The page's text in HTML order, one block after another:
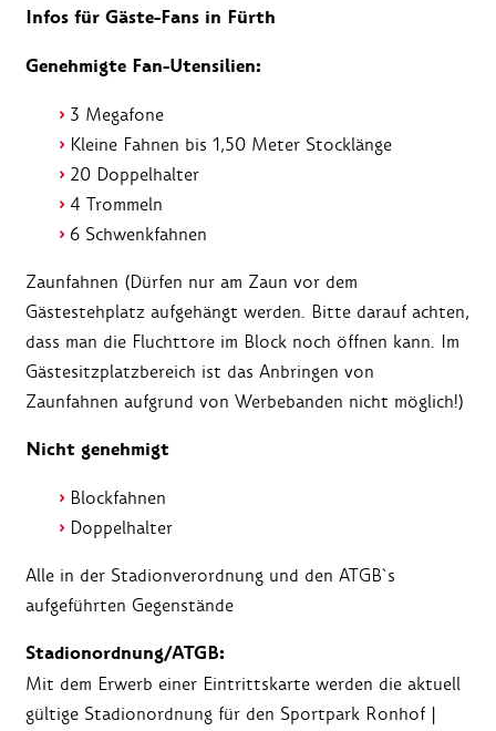
Infos für Gäste-Fans in Fürth
Genehmigte Fan-Utensilien:
3 Megafone
Kleine Fahnen bis 1,50 Meter Stocklänge
20 Doppelhalter
4 Trommeln
6 Schwenkfahnen
Zaunfahnen (Dürfen nur am Zaun vor dem
Gästestehplatz aufgehängt werden. Bitte darauf achten,
dass man die Fluchttore im Block noch öffnen kann. Im
Gästesitzplatzbereich ist das Anbringen von
Zaunfahnen aufgrund von Werbebanden nicht möglich!)
Nicht genehmigt
Blockfahnen
Doppelhalter
Alle in der Stadionverordnung und den ATGB`s
aufgeführten Gegenstände
Stadionordnung/ATGB:
Mit dem Erwerb einer Eintrittskarte werden die aktuell
gültige Stadionordnung für den Sportpark Ronhof |